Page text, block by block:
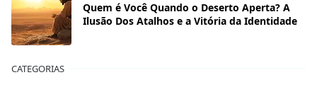
Quem é Você Quando o Deserto Aperta? A
Ilusão Dos Atalhos e a Vitória da Identidade
CATEGORIAS